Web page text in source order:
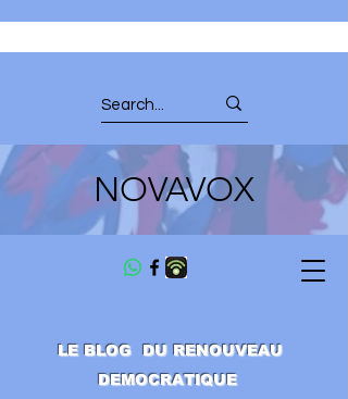
NOVAVOX
LE BLOG DU RENOUVEAU
DEMOCRATIQUE